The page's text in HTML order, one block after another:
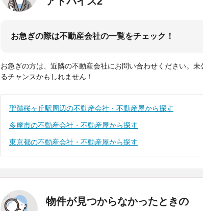
お急ぎの際は不動産会社の一覧をチェック！
お急ぎの方は、近隣の不動産会社にお問い合わせください。未
るチャンスかもしれません！
聖蹟桜ヶ丘駅周辺の不動産会社・不動産屋から探す
多摩市の不動産会社・不動産屋から探す
東京都の不動産会社・不動産屋から探す
物件が見つからなかったときの